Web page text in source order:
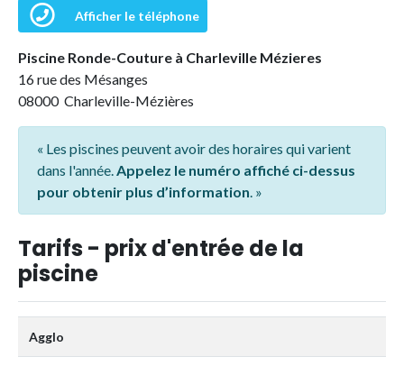
Afficher le téléphone
Piscine Ronde-Couture à Charleville Mézieres
16 rue des Mésanges
08000 Charleville-Mézières
« Les piscines peuvent avoir des horaires qui varient
dans l'année.Appelez le numéro affiché ci-dessus
pour obtenir plus d’information. »
Tarifs - prix d'entrée de la
piscine
Agglo